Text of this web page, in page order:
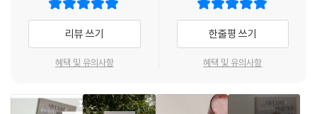
유감스럽게도 너무나 많은 사람들이 자신이 할 수 있는 일, 혹은 할 수 없는
일을 남들이 판단하고 결정하게 내버려 둔다. 이는 불행한 일이다. 루스는
나한테 나 자신을 믿는 능력, 그리고 세상의 모든 사람들이 내가 성공하거
나 위대한 일을 성취하기를 바라는 건 아니라는 점을 인정하는 능력을 선
실을 괜찮다고 여기고 거기에 반응하지 않는 방법까지 가르쳐 주었다.
뇌와 심장, 두 기관의 잠재력을 동시에 활용할 때 인간이 어떤 특별한 일을
해낼 수 있는지를 감동적인 실화를 통해 풀어낸 『닥터 도티의 삶을 바꾸는
마술가게(원제: INTO THE MAGIC SHOP)』가 판미동에서 출간되었다.
머리와 마음을 이해하는 새로운 과학적 관점과 흡인력 있는 스토리, 그리
가치를 인정받아 20개국에 판권이 판매되었고, 출간과 동시에 뉴욕타임
스 베스트셀러에 올랐다. 또한 달라이 라마, 틱낫한, 아리아나 허핑턴, 애
리뷰 쓰기
혜택 및 유의사항
한줄평 쓰기
혜택 및 유의사항